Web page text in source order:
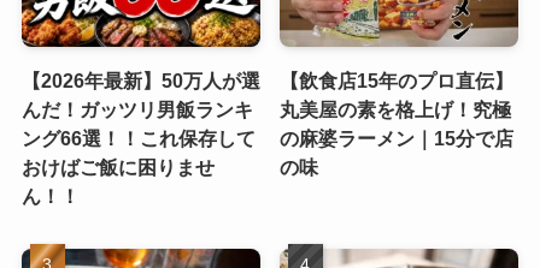
【2026年最新】50万人が選
んだ！ガッツリ男飯ランキ
ング66選！！これ保存して
おけばご飯に困りませ
ん！！
【飲食店15年のプロ直伝】
丸美屋の素を格上げ！究極
の麻婆ラーメン｜15分で店
の味